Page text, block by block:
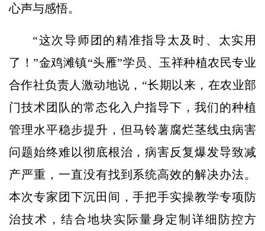
心声与感悟。
“这次导师团的精准指导太及时、太实用
了！”金鸡滩镇“头雁”学员、玉祥种植农民专业
合作社负责人激动地说，“长期以来，在农业部
门技术团队的常态化入户指导下，我们的种植
管理水平稳步提升，但马铃薯腐烂茎线虫病害
问题始终难以彻底根治，病害反复爆发导致减
产严重，一直没有找到系统高效的解决办法。
本次专家团下沉田间，手把手实操教学专项防
治技术，结合地块实际量身定制详细防控方